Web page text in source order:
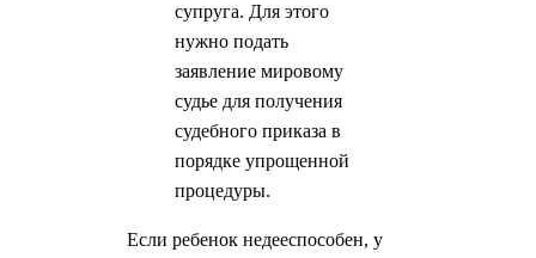
супруга. Для этого
нужно подать
заявление мировому
судье для получения
судебного приказа в
порядке упрощенной
процедуры.
Если ребенок недееспособен, у